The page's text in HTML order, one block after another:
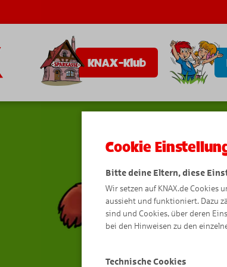
KNAX-Klub
Cookie
Bitte deine Eltern, diese
Wir setzen auf KNAX.de Cookies
aussieht und funktioniert. Dazu
sind und Cookies, über deren
bei den Hinweisen zu den
Technische Cookies